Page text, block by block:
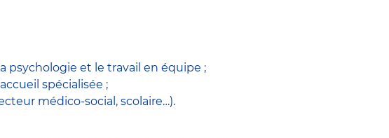
psychologie et le travail en équipe ;
spécialisée ;
médico-social, scolaire…).